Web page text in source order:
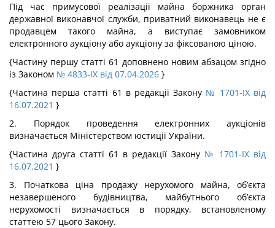
Під час примусової реалізації майна боржника орган
державної виконавчої служби, приватний виконавець не є
продавцем такого майна, а виступає замовником
електронного аукціону або аукціону за фіксованою ціною.
{Частину першу статті 61 доповнено новим абзацом згідно
із Законом № 4833-IX від 07.04.2026 }
{Частина перша статті 61 в редакції Закону № 1701-IX від
16.07.2021 }
2. Порядок проведення електронних аукціонів
визначається Міністерством юстиції України.
{Частина друга статті 61 в редакції Закону № 1701-IX від
16.07.2021 }
3. Початкова ціна продажу нерухомого майна, об’єкта
незавершеного будівництва, майбутнього об’єкта
нерухомості визначається в порядку, встановленому
статтею 57 цього Закону.